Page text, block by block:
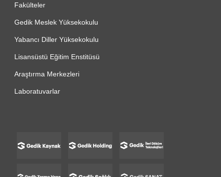
Fakülteler
Gedik Meslek Yüksekokulu
Yabancı Diller Yüksekokulu
Lisansüstü Eğitim Enstitüsü
Araştırma Merkezleri
Laboratuvarlar